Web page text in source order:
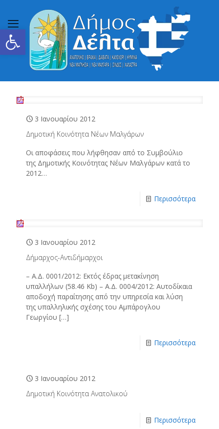
Ανοίξτε τη γραμμή εργαλείων
3 Ιανουαρίου 2012
Δημοτική Κοινότητα Νέων Μαλγάρων
Οι αποφάσεις που λήφθησαν από το Συμβούλιο
της Δημοτικής Κοινότητας Νέων Μαλγάρων κατά το
2012…
Περισσότερα
3 Ιανουαρίου 2012
Δήμαρχος-Αντιδήμαρχοι
– Α.Δ. 0001/2012: Εκτός έδρας μετακίνηση
υπαλλήλων (58.46 Kb) – Α.Δ. 0004/2012: Αυτοδίκαια
αποδοχή παραίτησης από την υπηρεσία και λύση
της υπαλληλικής σχέσης του Αμπάρογλου
Γεωργίου […]
Περισσότερα
3 Ιανουαρίου 2012
Δημοτική Κοινότητα Ανατολικού
Περισσότερα